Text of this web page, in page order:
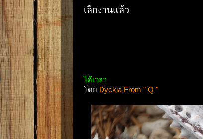
เลิกงานแล้ว
ได้เวลา
โดย Dyckia From " Q "